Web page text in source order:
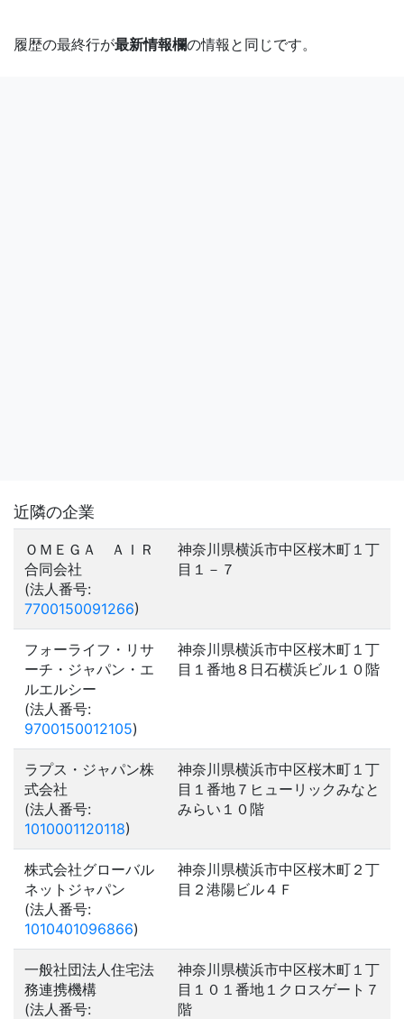
履歴の最終行が最新情報欄の情報と同じです。
近隣の企業
ＯＭＥＧＡ ＡＩＲ
合同会社
(法人番号:
7700150091266)
神奈川県横浜市中区桜木町１丁
目１－７
フォーライフ・リサ
ーチ・ジャパン・エ
ルエルシー
(法人番号:
9700150012105)
神奈川県横浜市中区桜木町１丁
目１番地８日石横浜ビル１０階
ラプス・ジャパン株
式会社
(法人番号:
1010001120118)
神奈川県横浜市中区桜木町１丁
目１番地７ヒューリックみなと
みらい１０階
株式会社グローバル
ネットジャパン
(法人番号:
1010401096866)
神奈川県横浜市中区桜木町２丁
目２港陽ビル４Ｆ
一般社団法人住宅法
務連携機構
(法人番号:
神奈川県横浜市中区桜木町１丁
目１０１番地１クロスゲート７
階